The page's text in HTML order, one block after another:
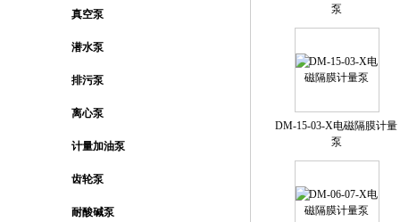
真空泵
潜水泵
排污泵
离心泵
计量加油泵
齿轮泵
耐酸碱泵
泵
DM-15-03-X电磁隔膜计量
泵